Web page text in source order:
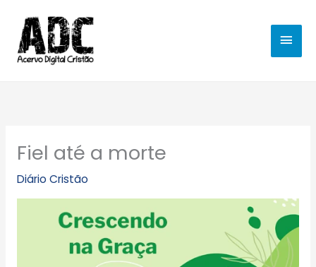
para
conteúdo
Fiel até a morte
Diário Cristão